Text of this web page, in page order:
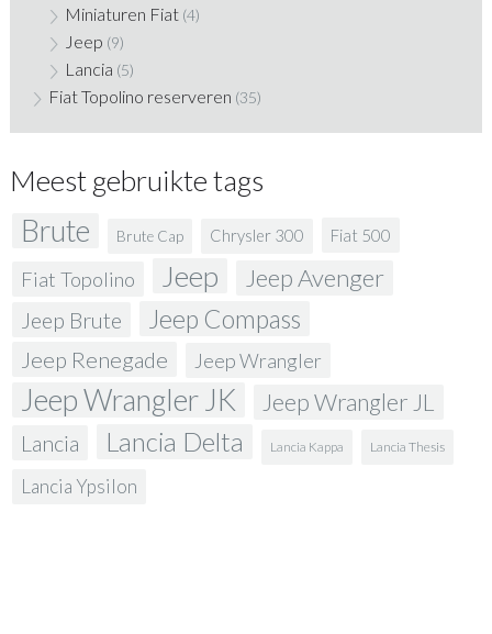
Miniaturen Fiat (4)
Jeep (9)
Lancia (5)
Fiat Topolino reserveren (35)
Meest gebruikte tags
Brute Brute Cap Chrysler 300 Fiat 500
Fiat Topolino Jeep Jeep Avenger
Jeep Brute Jeep Compass
Jeep Renegade Jeep Wrangler
Jeep Wrangler JK Jeep Wrangler JL
Lancia Lancia Delta Lancia Kappa Lancia Thesis
Lancia Ypsilon